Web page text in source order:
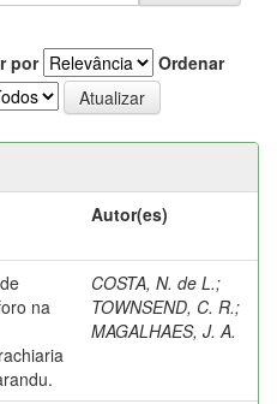
por
Ordenar
Autor(es)
na
COSTA, N. de L.;
TOWNSEND, C. R.;
MAGALHAES, J. A.